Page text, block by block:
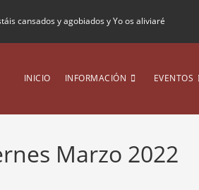
cansados y agobiados y Yo os aliviaré
INICIO INFORMACIÓN EVENTOS
Marzo 2022